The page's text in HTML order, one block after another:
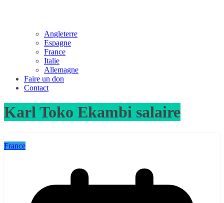
Angleterre
Espagne
France
Italie
Allemagne
Faire un don
Contact
Karl Toko Ekambi salaire
France